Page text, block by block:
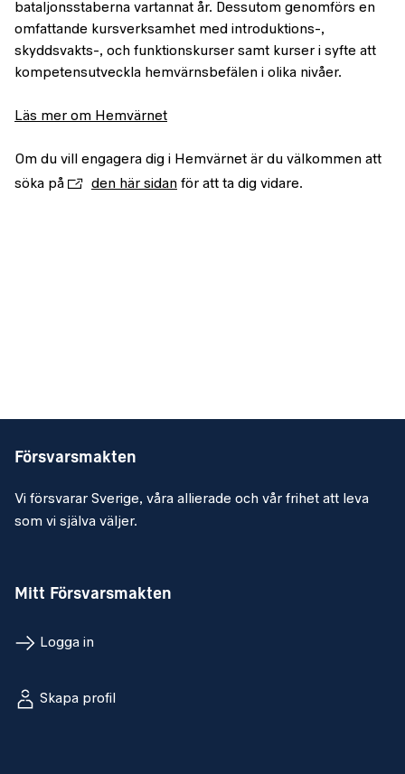
bataljonsstaberna vartannat år. Dessutom genomförs en
omfattande kursverksamhet med introduktions-,
skyddsvakts-, och funktionskurser samt kurser i syfte att
kompetensutveckla hemvärnsbefälen i olika nivåer.
Läs mer om Hemvärnet
Om du vill engagera dig i Hemvärnet är du välkommen att
söka på
den här sidan för att ta dig vidare.
Försvarsmakten
Vi försvarar Sverige, våra allierade och vår frihet att leva
som vi själva väljer.
Mitt Försvarsmakten
Logga in
Skapa profil